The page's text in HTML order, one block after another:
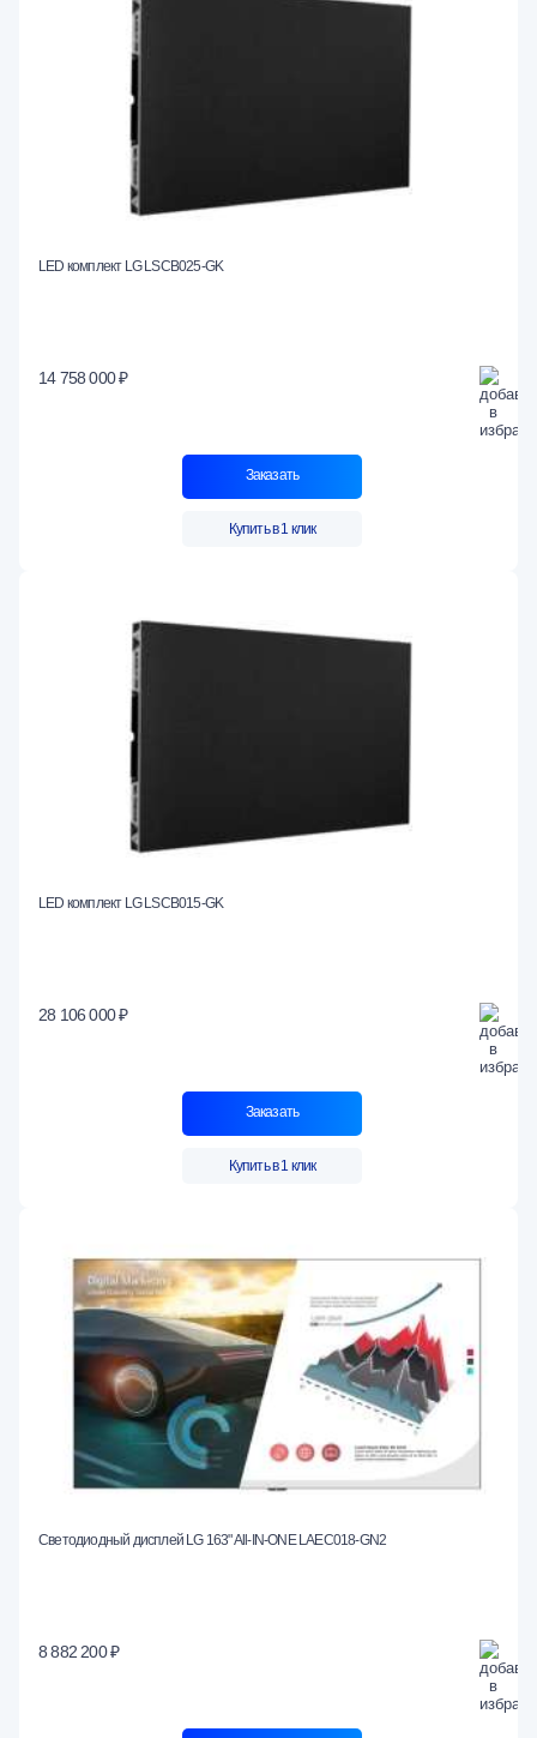
LED комплект LG LSCB025-GK
14 758 000 ₽
Заказать
Купить в 1 клик
LED комплект LG LSCB015-GK
28 106 000 ₽
Заказать
Купить в 1 клик
Светодиодный дисплей LG 163" All-IN-ONE LAEC018-GN2
8 882 200 ₽